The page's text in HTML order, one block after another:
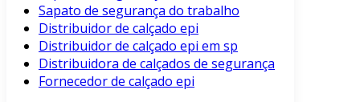
Sapato de segurança do trabalho
Distribuidor de calçado epi
Distribuidor de calçado epi em sp
Distribuidora de calçados de segurança
Fornecedor de calçado epi